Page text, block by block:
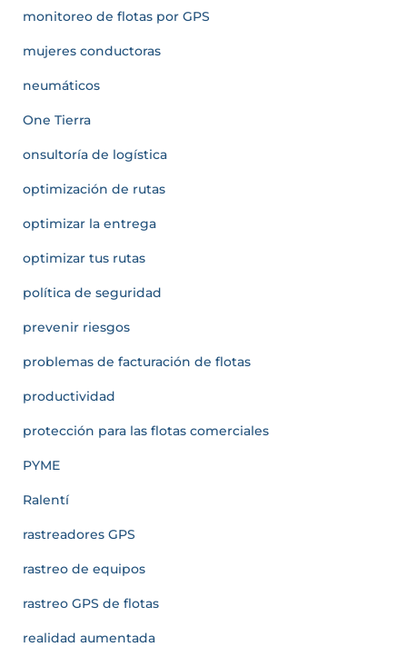
monitoreo de flotas por GPS
mujeres conductoras
neumáticos
One Tierra
onsultoría de logística
optimización de rutas
optimizar la entrega
optimizar tus rutas
política de seguridad
prevenir riesgos
problemas de facturación de flotas
productividad
protección para las flotas comerciales
PYME
Ralentí
rastreadores GPS
rastreo de equipos
rastreo GPS de flotas
realidad aumentada